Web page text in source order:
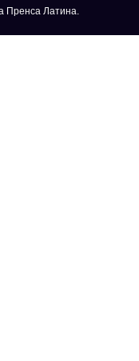
Пренса Латина.